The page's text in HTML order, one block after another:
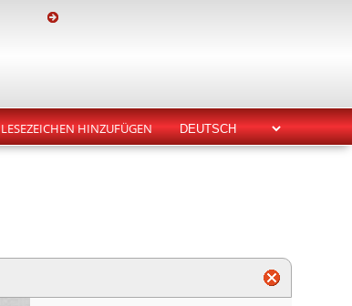
LESEZEICHEN HINZUFÜGEN